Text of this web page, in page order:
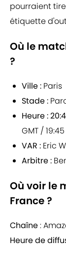
pourraient
étiquette
Où le
?
Ville : Paris
Stade :
Heure :
GMT / 19:45
VAR : Eric
Arbitre :
Où voir le
France ?
Chaîne:
Heure de